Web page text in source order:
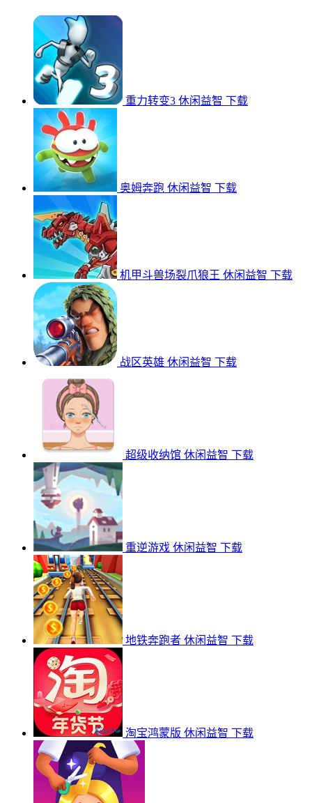
重力转变3 休闲益智 下载
奥姆奔跑 休闲益智 下载
机甲斗兽场裂爪狼王 休闲益智 下载
战区英雄 休闲益智 下载
超级收纳馆 休闲益智 下载
重逆游戏 休闲益智 下载
地铁奔跑者 休闲益智 下载
淘宝鸿蒙版 休闲益智 下载